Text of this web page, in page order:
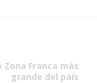
Franca más
grande del país